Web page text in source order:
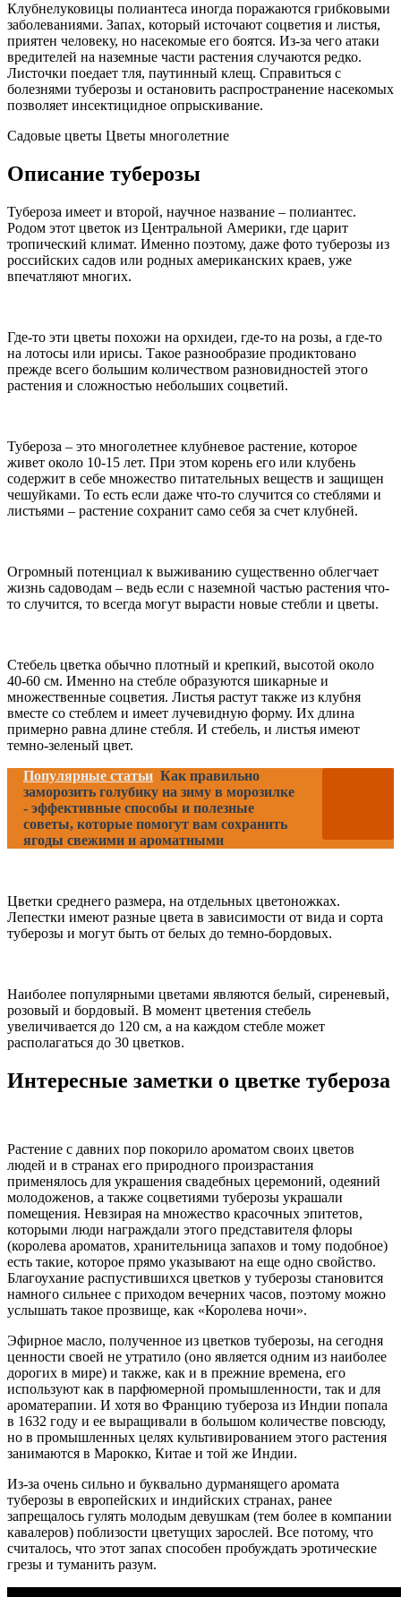
Клубнелуковицы полиантеса иногда поражаются грибковыми
заболеваниями. Запах, который источают соцветия и листья,
приятен человеку, но насекомые его боятся. Из-за чего атаки
вредителей на наземные части растения случаются редко.
Листочки поедает тля, паутинный клещ. Справиться с
болезнями туберозы и остановить распространение насекомых
позволяет инсектицидное опрыскивание.
Садовые цветы Цветы многолетние
Описание туберозы
Тубероза имеет и второй, научное название – полиантес.
Родом этот цветок из Центральной Америки, где царит
тропический климат. Именно поэтому, даже фото туберозы из
российских садов или родных американских краев, уже
впечатляют многих.
Где-то эти цветы похожи на орхидеи, где-то на розы, а где-то
на лотосы или ирисы. Такое разнообразие продиктовано
прежде всего большим количеством разновидностей этого
растения и сложностью небольших соцветий.
Тубероза – это многолетнее клубневое растение, которое
живет около 10-15 лет. При этом корень его или клубень
содержит в себе множество питательных веществ и защищен
чешуйками. То есть если даже что-то случится со стеблями и
листьями – растение сохранит само себя за счет клубней.
Огромный потенциал к выживанию существенно облегчает
жизнь садоводам – ведь если с наземной частью растения что-
то случится, то всегда могут вырасти новые стебли и цветы.
Стебель цветка обычно плотный и крепкий, высотой около
40-60 см. Именно на стебле образуются шикарные и
множественные соцветия. Листья растут также из клубня
вместе со стеблем и имеет лучевидную форму. Их длина
примерно равна длине стебля. И стебель, и листья имеют
темно-зеленый цвет.
Популярные статьи Как правильно
заморозить голубику на зиму в морозилке
- эффективные способы и полезные
советы, которые помогут вам сохранить
ягоды свежими и ароматными
Цветки среднего размера, на отдельных цветоножках.
Лепестки имеют разные цвета в зависимости от вида и сорта
туберозы и могут быть от белых до темно-бордовых.
Наиболее популярными цветами являются белый, сиреневый,
розовый и бордовый. В момент цветения стебель
увеличивается до 120 см, а на каждом стебле может
располагаться до 30 цветков.
Интересные заметки о цветке тубероза
Растение с давних пор покорило ароматом своих цветов
людей и в странах его природного произрастания
применялось для украшения свадебных церемоний, одеяний
молодоженов, а также соцветиями туберозы украшали
помещения. Невзирая на множество красочных эпитетов,
которыми люди награждали этого представителя флоры
(королева ароматов, хранительница запахов и тому подобное)
есть такие, которое прямо указывают на еще одно свойство.
Благоухание распустившихся цветков у туберозы становится
намного сильнее с приходом вечерних часов, поэтому можно
услышать такое прозвище, как «Королева ночи».
Эфирное масло, полученное из цветков туберозы, на сегодня
ценности своей не утратило (оно является одним из наиболее
дорогих в мире) и также, как и в прежние времена, его
используют как в парфюмерной промышленности, так и для
ароматерапии. И хотя во Францию тубероза из Индии попала
в 1632 году и ее выращивали в большом количестве повсюду,
но в промышленных целях культивированием этого растения
занимаются в Марокко, Китае и той же Индии.
Из-за очень сильно и буквально дурманящего аромата
туберозы в европейских и индийских странах, ранее
запрещалось гулять молодым девушкам (тем более в компании
кавалеров) поблизости цветущих зарослей. Все потому, что
считалось, что этот запах способен пробуждать эротические
грезы и туманить разум.